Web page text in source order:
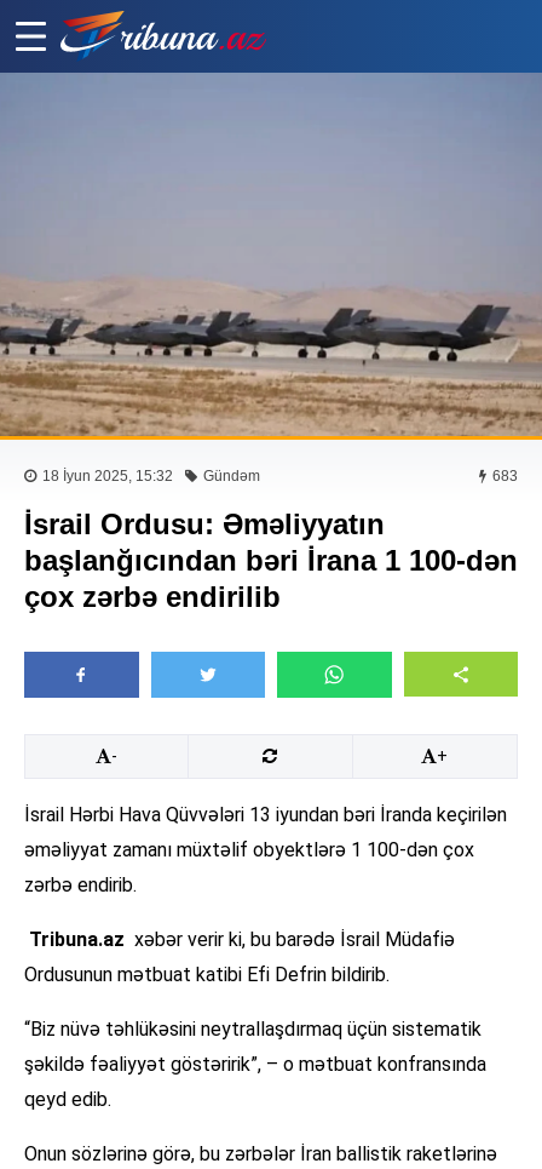
18 İyun 2025, 15:32 Gündəm 683
İsrail Ordusu: Əməliyyatın
başlanğıcından bəri İrana 1 100-dən
çox zərbə endirilib
- +
İsrail Hərbi Hava Qüvvələri 13 iyundan bəri İranda keçirilən
əməliyyat zamanı müxtəlif obyektlərə 1 100-dən çox
zərbə endirib.
Tribuna.az xəbər verir ki, bu barədə İsrail Müdafiə
Ordusunun mətbuat katibi Efi Defrin bildirib.
“Biz nüvə təhlükəsini neytrallaşdırmaq üçün sistematik
şəkildə fəaliyyət göstəririk”, – o mətbuat konfransında
qeyd edib.
Onun sözlərinə görə, bu zərbələr İran ballistik raketlərinə